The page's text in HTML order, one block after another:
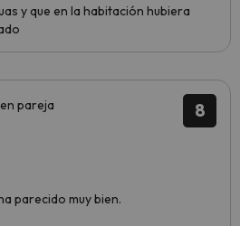
y que en la habitación hubiera
8
pareja
parecido muy bien.